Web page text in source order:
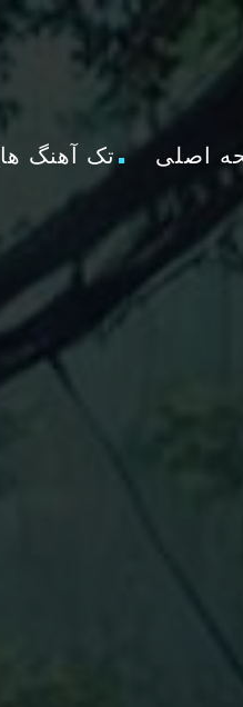
اصلی تک آهنگ ها